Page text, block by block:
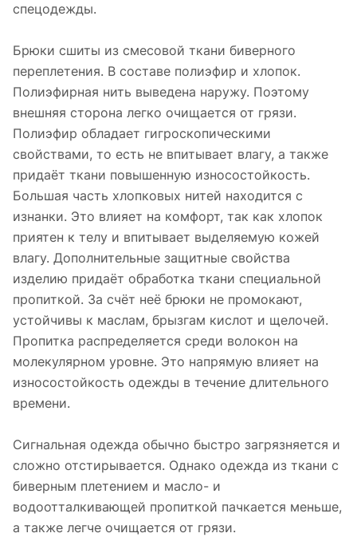
спецодежды.
Брюки сшиты из смесовой ткани биверного
переплетения. В составе полиэфир и хлопок.
Полиэфирная нить выведена наружу. Поэтому
внешняя сторона легко очищается от грязи.
Полиэфир обладает гигроскопическими
свойствами, то есть не впитывает влагу, а также
придаёт ткани повышенную износостойкость.
Большая часть хлопковых нитей находится с
изнанки. Это влияет на комфорт, так как хлопок
приятен к телу и впитывает выделяемую кожей
влагу. Дополнительные защитные свойства
изделию придаёт обработка ткани специальной
пропиткой. За счёт неё брюки не промокают,
устойчивы к маслам, брызгам кислот и щелочей.
Пропитка распределяется среди волокон на
молекулярном уровне. Это напрямую влияет на
износостойкость одежды в течение длительного
времени.
Сигнальная одежда обычно быстро загрязняется и
сложно отстирывается. Однако одежда из ткани с
биверным плетением и масло- и
водоотталкивающей пропиткой пачкается меньше,
а также легче очищается от грязи.